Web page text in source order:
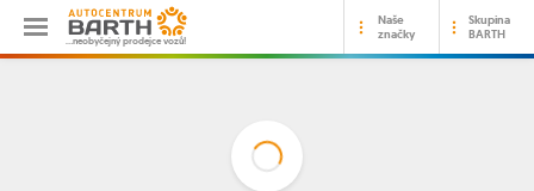
…neobyčejný prodejce vozů!
Naše
značky
Skupina
BARTH